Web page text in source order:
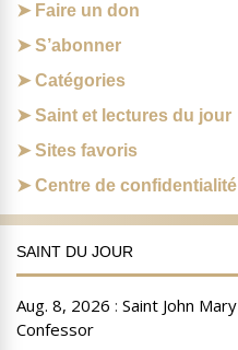
Faire un don
S’abonner
Catégories
Saint et lectures du jour
Sites favoris
Centre de confidentialité
SAINT DU JOUR